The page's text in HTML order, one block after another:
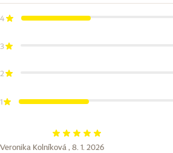
4
3
2
1
Hodnocení 100%
Veronika Kolníková , 8. 1. 2026